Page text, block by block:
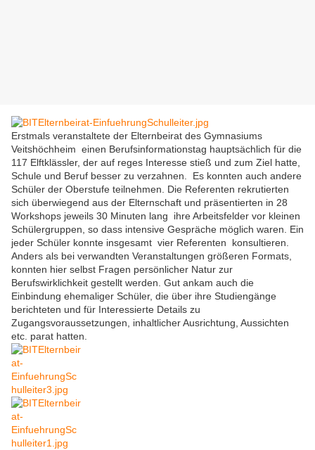
Erstmals veranstaltete der Elternbeirat des Gymnasiums
Veitshöchheim einen Berufsinformationstag hauptsächlich für die
117 Elftklässler, der auf reges Interesse stieß und zum Ziel hatte,
Schule und Beruf besser zu verzahnen. Es konnten auch andere
Schüler der Oberstufe teilnehmen. Die Referenten rekrutierten
sich überwiegend aus der Elternschaft und präsentierten in 28
Workshops jeweils 30 Minuten lang ihre Arbeitsfelder vor kleinen
Schülergruppen, so dass intensive Gespräche möglich waren. Ein
jeder Schüler konnte insgesamt vier Referenten konsultieren.
Anders als bei verwandten Veranstaltungen größeren Formats,
konnten hier selbst Fragen persönlicher Natur zur
Berufswirklichkeit gestellt werden. Gut ankam auch die
Einbindung ehemaliger Schüler, die über ihre Studiengänge
berichteten und für Interessierte Details zu
Zugangsvoraussetzungen, inhaltlicher Ausrichtung, Aussichten
etc. parat hatten.